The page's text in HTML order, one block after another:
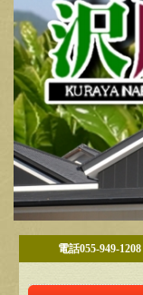
電話055-949-1208